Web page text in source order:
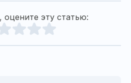
оцените эту статью: